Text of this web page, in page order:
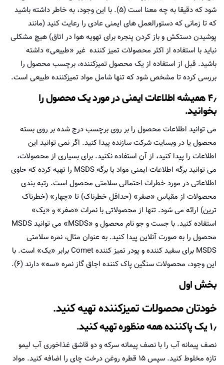
شود که دقیقا به چه معنا است (۵). با این وجود، به خاطر داشته باشید
که تا زمانی که دستورالعمل های ایمنی عادی را رعایت کنید (مانند
پوشیدن دستکش و باز کردن پنجره برای تهویه هوا در اتاق) هیچ مشکلی
نباید با استفاده از اکثر محصولات تمیز کننده غیر «طبیعی» داشته
باشید. قبل از استفاده از یک محصول تمیزکننده، برچسب محصول را
بررسی کرده تا مشخص شود که تنها شامل مواد تمیزکننده طبیعی است.
۴٫ همیشه اطلاعات ایمنی در مورد یک محصول را
بخوانید.
می توانید اطلاعات محصول را بر روی برچسب درج شده بر روی بسته
محصول یا در وبسایت شرکت سازنده پیدا کنید. اگر نمی توانید این
اطلاعات را پیدا کنید، از آن استفاده نکنید. برای بسیاری از محصولات،
می توانید برگه اطلاعات ایمنی مواد یا برگه MSDS را تهیه کرده که حاوی
اطلاعاتی در مورد خطرات احتمالی سلامتی محصول است. رتبه بندی
محصولات از مقیاس «صفر» (حداقل خطرناک) تا «چهار» (خطرناک
ترین) ارائه می شود. تنها از محصولاتی با نمرات «صفر» و «یک»
استفاده کنید. با جست و جو نام محصول و «MSDS» می توانید MSDS
محصول را به صورت آنلاین پیدا کنید. به عنوان مثال، نمره سلامتی
MSDS برای سفید کننده و پودر تمیز کننده Comet برابر «یک» است. با
این وجود، محصولات سنگین پاک کننده اجاق گاز نمره «سه» دارند (۶).
بخش اول
خودتان محصولات تمیزکننده تهیه کنید.
۱٫ یک پاکننده همه منظوره تهیه کنید.
نصف پیمانه آب را با نصف پیمانه سرکه و دو قاشق غذاخوری آب لیمو
تازه مخلوط کنید. سپس ۱۵ قطره روغن درخت چای را اضافه کنید. مواد